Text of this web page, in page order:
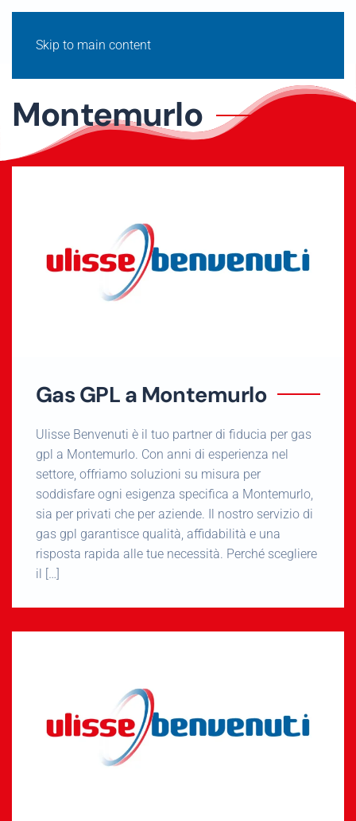
Skip to main content
Montemurlo
Gas GPL a Montemurlo
Ulisse Benvenuti è il tuo partner di fiducia per gas
gpl a Montemurlo. Con anni di esperienza nel
settore, offriamo soluzioni su misura per
soddisfare ogni esigenza specifica a Montemurlo,
sia per privati che per aziende. Il nostro servizio di
gas gpl garantisce qualità, affidabilità e una
risposta rapida alle tue necessità. Perché scegliere
il […]